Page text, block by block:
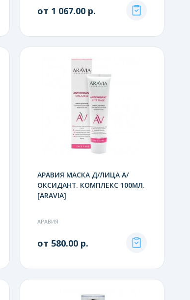
от 1 067.00 р.
АРАВИЯ МАСКА Д/ЛИЦА А/
ОКСИДАНТ. КОМПЛЕКС 100МЛ.
[ARAVIA]
АРАВИЯ
от 580.00 р.